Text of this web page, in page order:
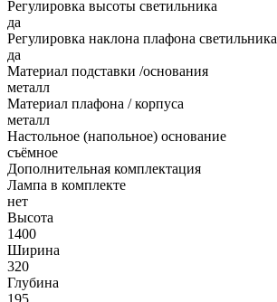
Регулировка высоты светильника
да
Регулировка наклона плафона светильника
да
Материал подставки /основания
металл
Материал плафона / корпуса
металл
Настольное (напольное) основание
съёмное
Дополнительная комплектация
Лампа в комплекте
нет
Высота
1400
Ширина
320
Глубина
195